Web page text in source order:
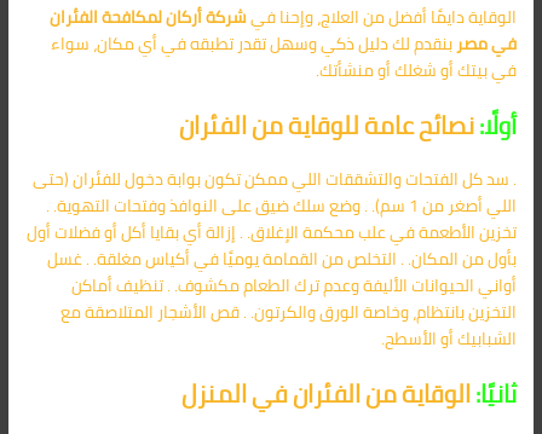
الوقاية دايمًا أفضل من العلاج، وإحنا فيشركة أركان لمكافحة الفئران
في مصربنقدم لك دليل ذكي وسهل تقدر تطبقه في أي مكان، سواء
في بيتك أو شغلك أو منشأتك.
أولًا:نصائح عامة للوقاية من الفئران
. سد كل الفتحات والتشققات اللي ممكن تكون بوابة دخول للفئران (حتى
اللي أصغر من 1 سم). . وضع سلك ضيق على النوافذ وفتحات التهوية. .
تخزين الأطعمة في علب محكمة الإغلاق. . إزالة أي بقايا أكل أو فضلات أول
بأول من المكان. . التخلص من القمامة يوميًا في أكياس مغلقة. . غسل
أواني الحيوانات الأليفة وعدم ترك الطعام مكشوف. . تنظيف أماكن
التخزين بانتظام، وخاصة الورق والكرتون. . قص الأشجار المتلاصقة مع
الشبابيك أو الأسطح.
ثانيًا:الوقاية من الفئران في المنزل